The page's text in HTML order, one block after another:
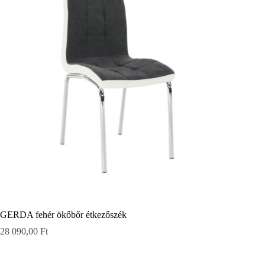
GERDA fehér ökőbőr étkezőszék
28 090,00 Ft